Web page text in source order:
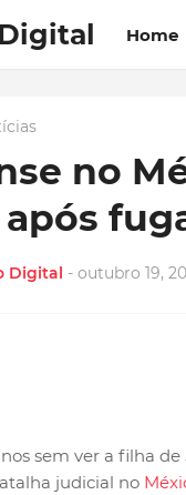
Home
no
Digital - outubro 19,
sem ver a filha
judicial no